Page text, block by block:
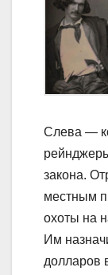
Слева —
закона.
местным
охоты на
Им
долларов